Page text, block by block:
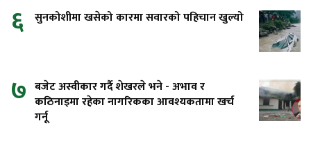
६ सुनकोशीमा खसेको कारमा सवारको पहिचान खुल्यो
७ बजेट अस्वीकार गर्दै शेखरले भने - अभाव र
कठिनाइमा रहेका नागरिकका आवश्यकतामा खर्च
गर्नू